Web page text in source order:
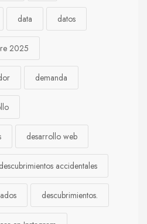
data datos
2025
demanda
desarrollo web
descubrimientos accidentales
descubrimientos.